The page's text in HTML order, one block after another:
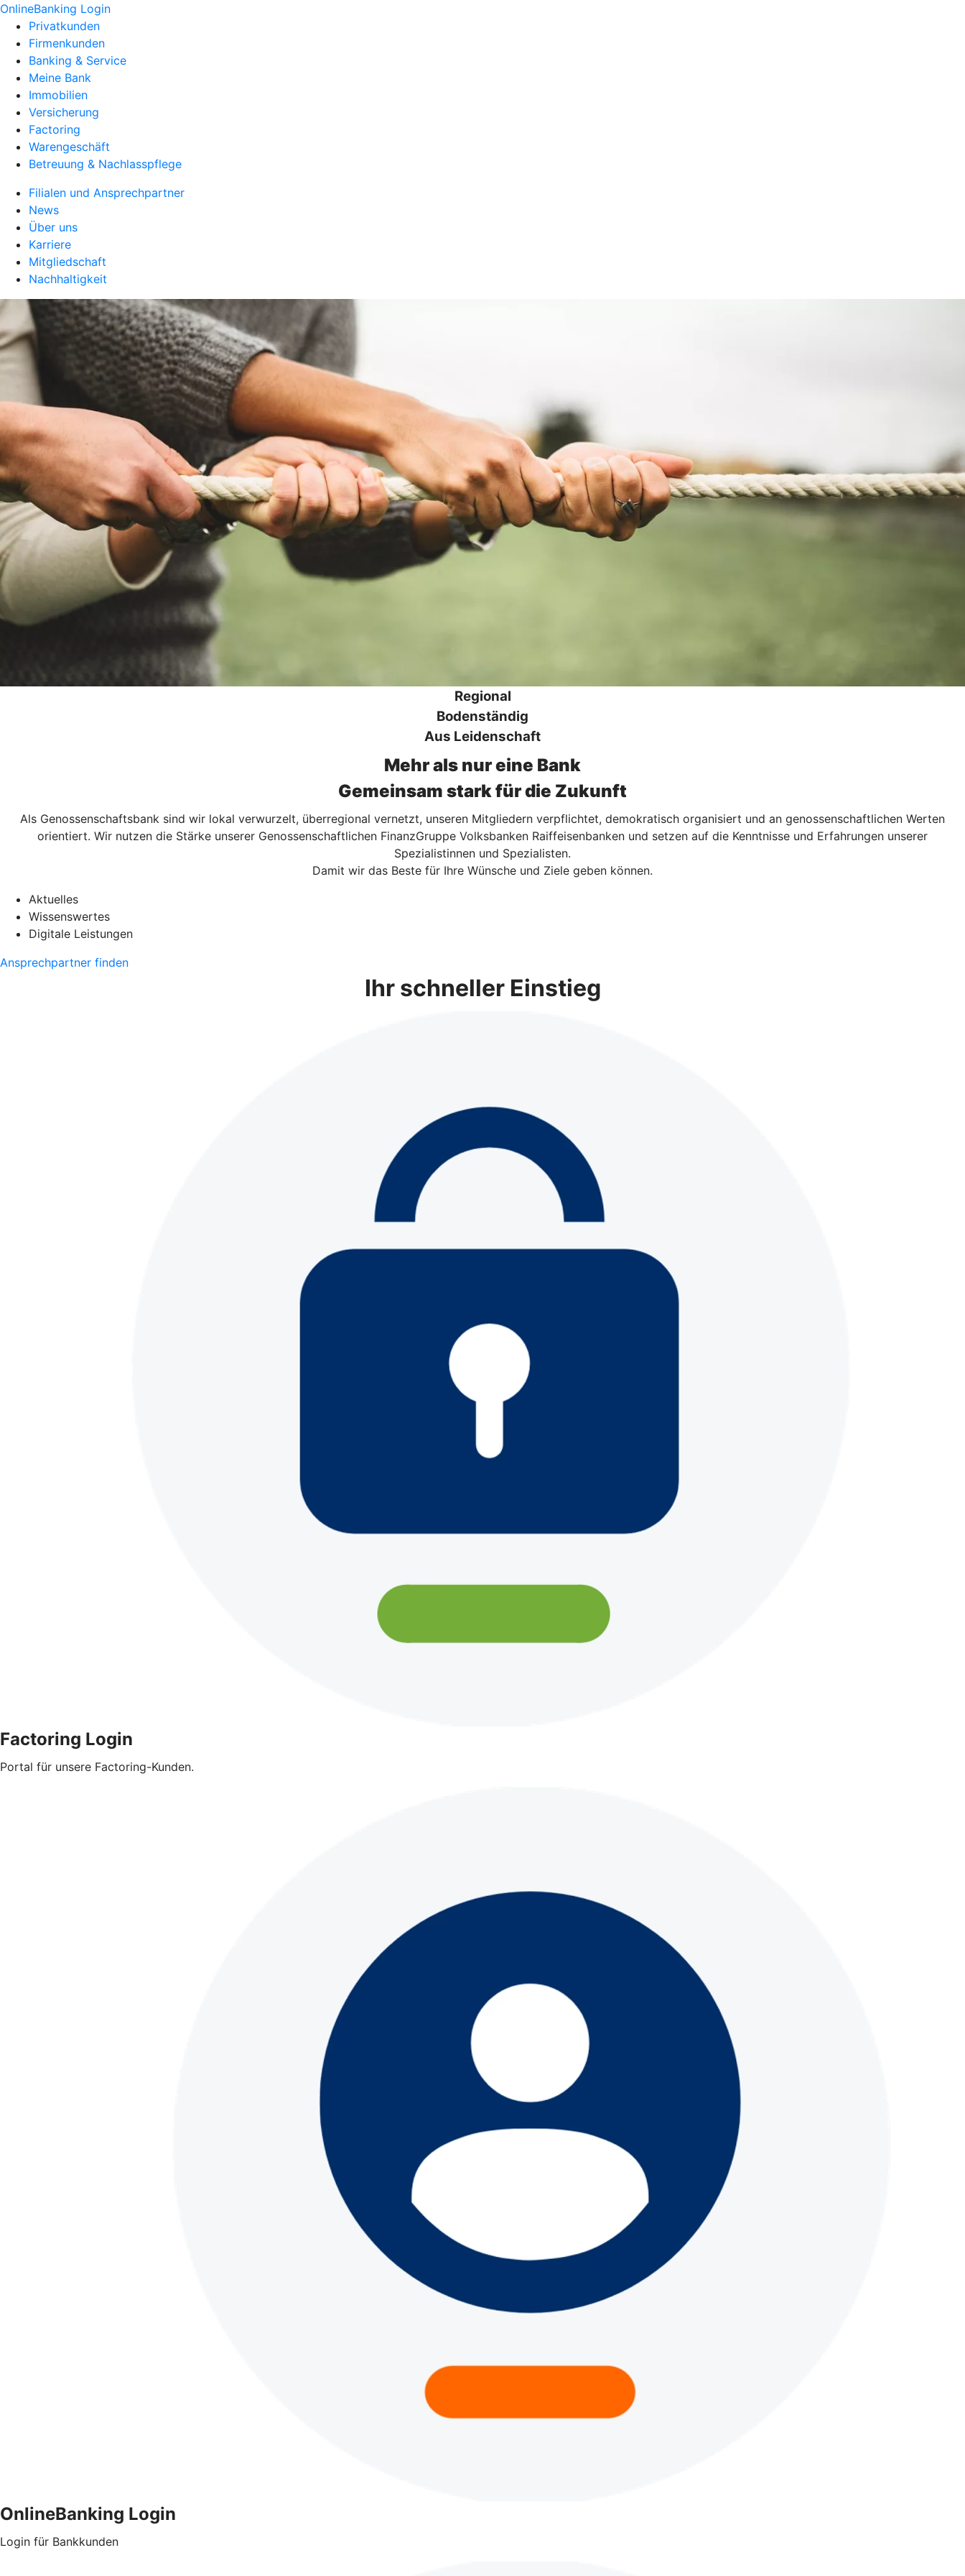
OnlineBanking Login
Privatkunden
Firmenkunden
Banking & Service
Meine Bank
Immobilien
Versicherung
Factoring
Warengeschäft
Betreuung & Nachlasspflege
Filialen und Ansprechpartner
News
Über uns
Karriere
Mitgliedschaft
Nachhaltigkeit
Regional
Bodenständig
Aus Leidenschaft
Mehr als nur eine Bank
Gemeinsam stark für die Zukunft
Als Genossenschaftsbank sind wir lokal verwurzelt, überregional vernetzt, unseren Mitgliedern verpflichtet, demokratisch organisiert und an genossenschaftlichen Werten
orientiert. Wir nutzen die Stärke unserer Genossenschaftlichen FinanzGruppe Volksbanken Raiffeisenbanken und setzen auf die Kenntnisse und Erfahrungen unserer
Spezialistinnen und Spezialisten.
Damit wir das Beste für Ihre Wünsche und Ziele geben können.
Aktuelles
Wissenswertes
Digitale Leistungen
Ansprechpartner finden
Ihr schneller Einstieg
Factoring Login
Portal für unsere Factoring-Kunden.
OnlineBanking Login
Login für Bankkunden